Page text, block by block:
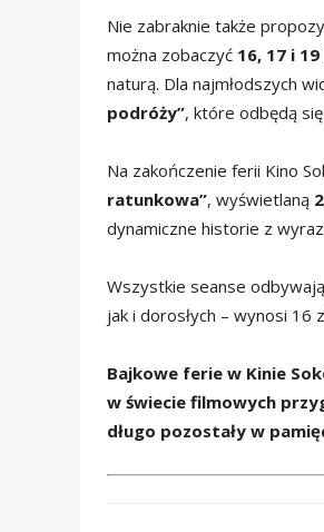
Nie zabraknie także
można zobaczyć 16, 17 i
naturą. Dla najmłodszych
podróży”, które odbędą się
Na zakończenie ferii Kino
ratunkowa”, wyświetlaną
dynamiczne historie z
Wszystkie seanse
jak i dorosłych – wynosi 16
Bajkowe ferie w Kinie
w świecie filmowych
długo pozostały w